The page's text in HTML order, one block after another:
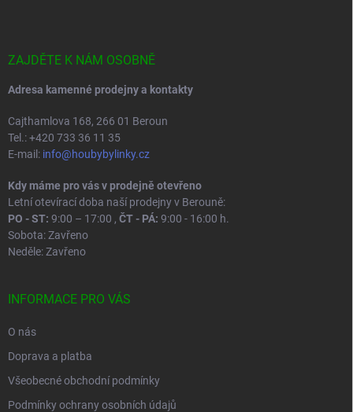
ZAJDĚTE K NÁM OSOBNĚ
Adresa kamenné prodejny a kontakty
Cajthamlova 168, 266 01 Beroun
Tel.: +420 733 36 11 35
E-mail: info@houbybylinky.cz
Kdy máme pro vás v prodejně otevřeno
Letní otevírací doba naší prodejny v Berouně:
PO - ST: 9:00 – 17:00 , ČT - PÁ: 9:00 - 16:00 h.
Sobota: Zavřeno
Neděle: Zavřeno
INFORMACE PRO VÁS
O nás
Doprava a platba
Všeobecné obchodní podmínky
Podmínky ochrany osobních údajů